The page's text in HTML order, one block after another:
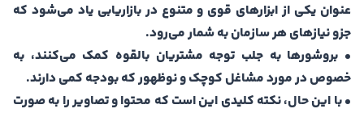
عنوان یکی از ابزارهای قوی و متنوع در بازاریابی یاد می‌شود که
جزو نیازهای هر سازمان به شمار می‌رود.
• بروشورها به جلب توجه مشتریان بالقوه کمک می‌کنند، به
خصوص در مورد مشاغل کوچک و نوظهور که بودجه کمی دارند.
• با این حال، نکته کلیدی این است که محتوا و تصاویر را به صورت